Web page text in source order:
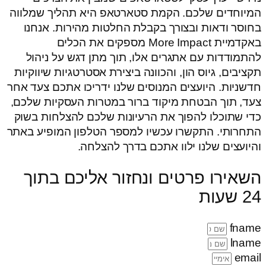
המיוחדים שלכם. הקמת סטארטאפ היא תהליך שמלווה
בחוסר ודאות ובצורך בקבלת החלטות מהירות. אנחנו
באקדמיית More Impact מספקים את הכלים
להתמודדות עם אתגרים אלו, תוך מתן דגש על ניהול
תקציבים, גיוס הון, והכוונה ביצירת אסטרטגיות שיווקיות
חדשניות. היועצים המנוסים שלנו ידריכו אתכם צעד אחר
צעד, תוך הבטחת מיקוד ברור במטרות העסקיות שלכם,
כדי שתוכלו להפוך את הרעיונות שלכם להצלחות בשוק
התחרותי. התקשרו עכשיו למספר הטלפון המופיע באתר
והיועצים שלנו ילוו אתכם בדרך להצלחה.
השאירו פרטים ונחזור אליכם בתוך
24 שעות
fname
lname
email